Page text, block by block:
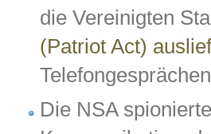
die Vereinigten
(Patriot Act) auslief
Die NSA